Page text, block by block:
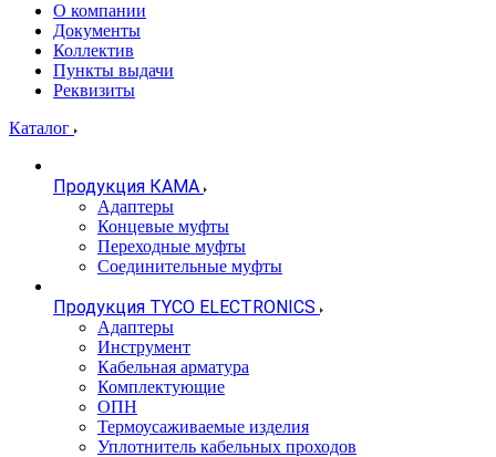
О компании
Документы
Коллектив
Пункты выдачи
Реквизиты
Каталог
Продукция КАМА
Адаптеры
Концевые муфты
Переходные муфты
Соединительные муфты
Продукция TYCO ELECTRONICS
Адаптеры
Инструмент
Кабельная арматура
Комплектующие
ОПН
Термоусаживаемые изделия
Уплотнитель кабельных проходов